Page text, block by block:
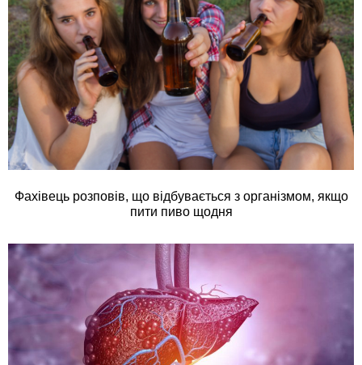
Фахівець розповів, що відбувається з організмом, якщо
пити пиво щодня